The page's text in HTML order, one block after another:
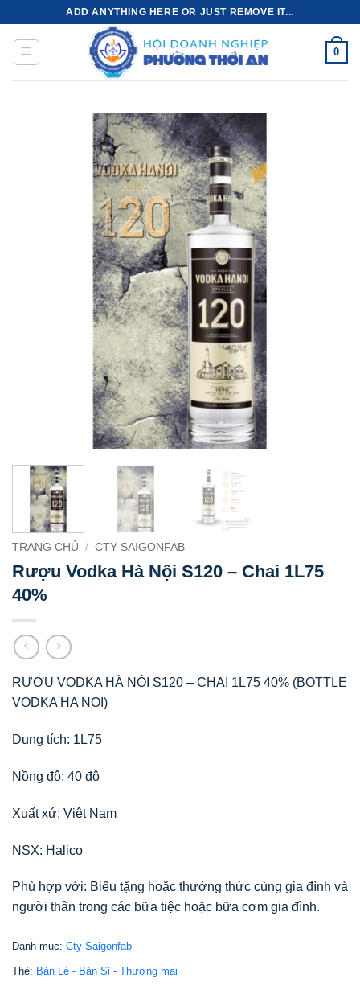
dung
ADD ANYTHING HERE OR JUST REMOVE IT...
0
TRANG CHỦ / CTY SAIGONFAB
Rượu Vodka Hà Nội S120 – Chai 1L75
40%
RƯỢU VODKA HÀ NỘI S120 – CHAI 1L75 40% (BOTTLE
VODKA HA NOI)
Dung tích: 1L75
Nồng độ: 40 độ
Xuất xứ: Việt Nam
NSX: Halico
Phù hợp với: Biếu tặng hoặc thưởng thức cùng gia đình và
người thân trong các bữa tiệc hoặc bữa cơm gia đình.
Danh mục: Cty Saigonfab
Thẻ: Bán Lẻ - Bán Sỉ - Thương mại